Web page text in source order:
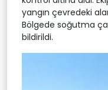
yangın çevredeki
Bölgede soğutma
bildirildi.